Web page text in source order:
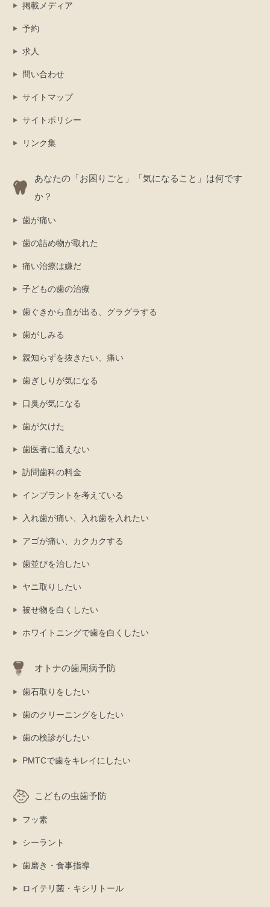
掲載メディア
予約
求人
問い合わせ
サイトマップ
サイトポリシー
リンク集
あなたの「お困りごと」「気になること」は何です
か？
歯が痛い
歯の詰め物が取れた
痛い治療は嫌だ
子どもの歯の治療
歯ぐきから血が出る、グラグラする
歯がしみる
親知らずを抜きたい、痛い
歯ぎしりが気になる
口臭が気になる
歯が欠けた
歯医者に通えない
訪問歯科の料金
インプラントを考えている
入れ歯が痛い、入れ歯を入れたい
アゴが痛い、カクカクする
歯並びを治したい
ヤニ取りしたい
被せ物を白くしたい
ホワイトニングで歯を白くしたい
オトナの歯周病予防
歯石取りをしたい
歯のクリーニングをしたい
歯の検診がしたい
PMTCで歯をキレイにしたい
こどもの虫歯予防
フッ素
シーラント
歯磨き・食事指導
ロイテリ菌・キシリトール